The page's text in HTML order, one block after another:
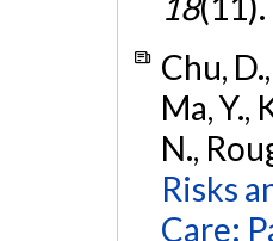
Chu,
Ma, Y.,
N.,
Risks
Care: